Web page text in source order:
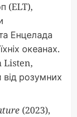
(ELT),
Енцелада
океанах.
Listen,
розумних
(2023),